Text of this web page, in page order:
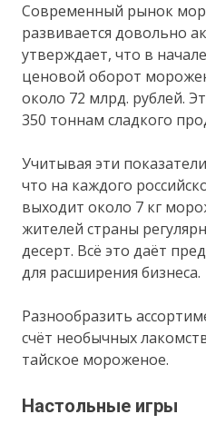
Современный рынок
развивается довольно
утверждает, что в
ценовой оборот
около 72 млрд. рублей.
350 тоннам сладкого
Учитывая эти
что на каждого
выходит около 7 кг
жителей страны
десерт. Всё это даёт
для расширения бизнеса.
Разнообразить
счёт необычных
тайское мороженое.
Настольные игры